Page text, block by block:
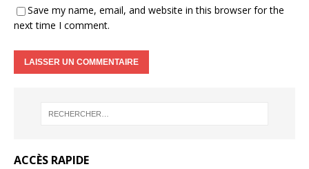
Save my name, email, and website in this browser for the
next time I comment.
ACCÈS RAPIDE